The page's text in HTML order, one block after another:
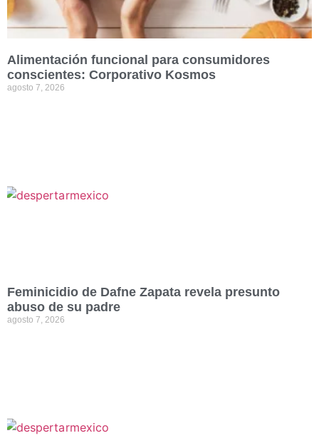
Alimentación funcional para consumidores
conscientes: Corporativo Kosmos
agosto 7, 2026
Feminicidio de Dafne Zapata revela presunto
abuso de su padre
agosto 7, 2026